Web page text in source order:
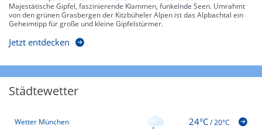
Majestätische Gipfel, faszinierende Klammen, funkelnde Seen. Umrahmt
von den grünen Grasbergen der Kitzbüheler Alpen ist das Alpbachtal ein
Geheimtipp für große und kleine Gipfelstürmer.
Jetzt entdecken
Städtewetter
Wetter München 24°C/20°C